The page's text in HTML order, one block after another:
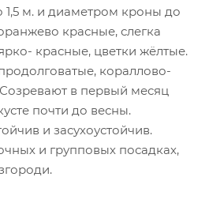
1,5 м. и диаметром кроны до
красные, слегка
красные, цветки жёлтые.
кораллово-
в первый месяц
почти до весны.
и засухоустойчив.
и групповых посадках,